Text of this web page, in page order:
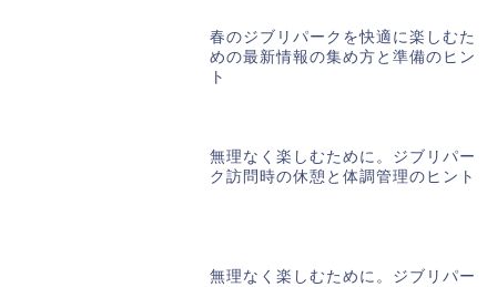
春のジブリパークを快適に楽しむた
めの最新情報の集め方と準備のヒン
ト
無理なく楽しむために。ジブリパー
ク訪問時の休憩と体調管理のヒント
無理なく楽しむために。ジブリパー